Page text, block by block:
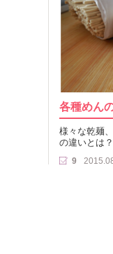
各種めん
様々な乾麺
の違いとは
9